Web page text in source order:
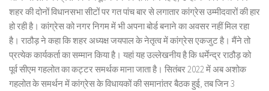
शहर की दोनों विधानसभा सीटों पर गत पांच बार से लगातार कांग्रेस उम्मीदवारों की हार
हो रही है। कांग्रेस को नगर निगम में भी अपना बोर्ड बनाने का अवसर नहीं मिल रहा
है। राठौड़ ने कहा कि शहर अध्यक्ष जयपाल के नेतृत्व में कांग्रेस एकजुट है। मैंने तो
प्रत्येक कार्यकर्ता का सम्मान किया है। यहां यह उल्लेखनीय है कि धर्मेन्द्र राठौड़ को
पूर्व सीएम गहलोत का कट्टर समर्थक माना जाता है। सितंबर 2022 में अब अशोक
गहलोत के समर्थन में कांग्रेस के विधायकों की समानांतर बैठक हुई, तब जिन 3